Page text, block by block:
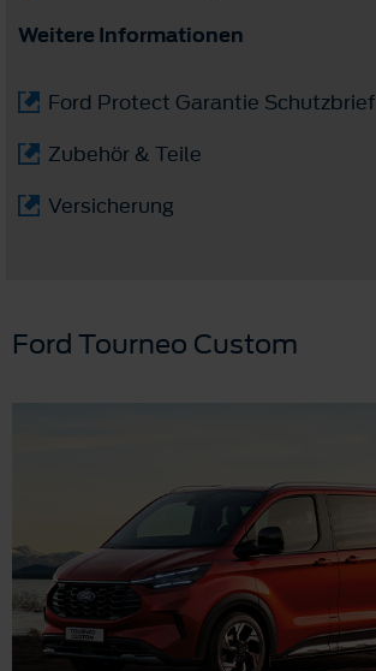
Weitere Informationen
Ford Protect Garantie Schutzbrief
Zubehör & Teile
Versicherung
Ford Tourneo Custom